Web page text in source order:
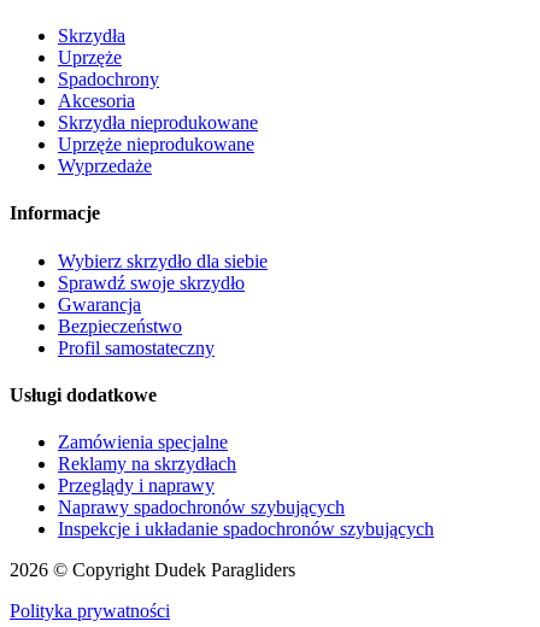
Skrzydła
Uprzęże
Spadochrony
Akcesoria
Skrzydła nieprodukowane
Uprzęże nieprodukowane
Wyprzedaże
Informacje
Wybierz skrzydło dla siebie
Sprawdź swoje skrzydło
Gwarancja
Bezpieczeństwo
Profil samostateczny
Usługi dodatkowe
Zamówienia specjalne
Reklamy na skrzydłach
Przeglądy i naprawy
Naprawy spadochronów szybujących
Inspekcje i układanie spadochronów szybujących
2026 © Copyright Dudek Paragliders
Polityka prywatności